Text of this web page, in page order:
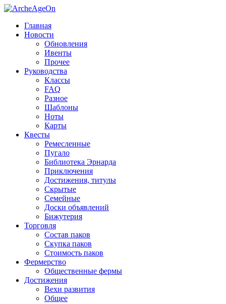
Главная
Новости
Обновления
Ивенты
Прочее
Руководства
Классы
FAQ
Разное
Шаблоны
Ноты
Карты
Квесты
Ремесленные
Пугало
Библиотека Эрнарда
Приключения
Достижения, титулы
Скрытые
Семейные
Доски объявлений
Бижутерия
Торговля
Состав паков
Скупка паков
Стоимость паков
Фермерство
Общественные фермы
Достижения
Вехи развития
Общее